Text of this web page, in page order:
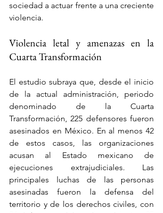
sociedad a actuar frente a una creciente
violencia.
Violencia letal y amenazas en la
Cuarta Transformación
El estudio subraya que, desde el inicio
de la actual administración, periodo
denominado de la Cuarta
Transformación, 225 defensores fueron
asesinados en México. En al menos 42
de estos casos, las organizaciones
acusan al Estado mexicano de
ejecuciones extrajudiciales. Las
principales luchas de las personas
asesinadas fueron la defensa del
territorio y de los derechos civiles, con